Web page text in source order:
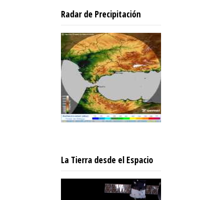
Radar de Precipitación
La Tierra desde el Espacio